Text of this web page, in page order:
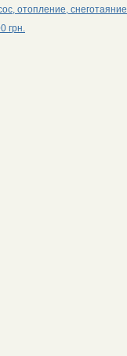
отопление, снеготаяние
грн.